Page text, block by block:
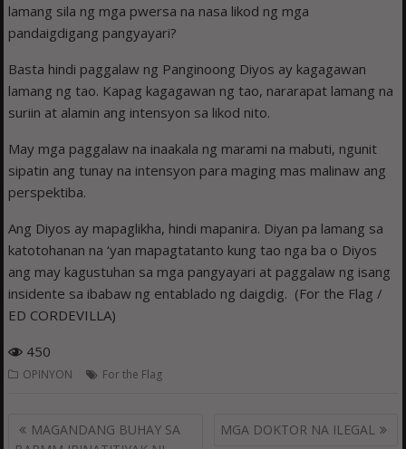
lamang sila ng mga pwersa na nasa likod ng mga
pandaigdigang pangyayari?
Basta hindi paggalaw ng Panginoong Diyos ay kagagawan
lamang ng tao. Kapag kagagawan ng tao, nararapat lamang na
suriin at alamin ang intensyon sa likod nito.
May mga paggalaw na inaakala ng marami na mabuti, ngunit
sipatin ang tunay na intensyon para maging mas malinaw ang
perspektiba.
Ang Diyos ay mapag­likha, hindi mapanira. Diyan pa lamang sa
katotohanan na ‘yan mapagtatanto kung tao nga ba o Diyos
ang may kagustuhan sa mga pangyayari at paggalaw ng isang
insidente sa ibabaw ng entablado ng daigdig. (For the Flag /
ED CORDEVILLA)
450
OPINYON For the Flag
Post
MAGANDANG BUHAY SA
MGA DOKTOR NA ILEGAL